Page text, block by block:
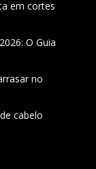
em cortes
O Guia
no
cabelo